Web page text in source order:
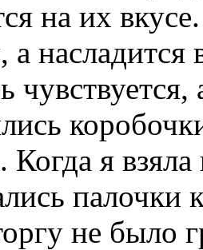
на их
а насладится
Когда я
палочки
не было